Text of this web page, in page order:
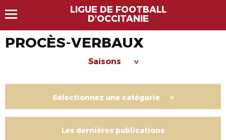
LIGUE DE FOOTBALL
D'OCCITANIE
PROCÈS-VERBAUX
Saisons >
Sélectionnez une catégorie >
Les dernières publications